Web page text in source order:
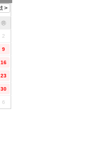
㊐
2
9
16
23
30
6